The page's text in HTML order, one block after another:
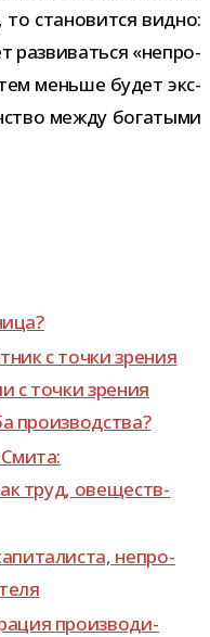
то ста­но­вится видно:
раз­ви­ваться «непро­
меньше будет экс­
между бога­тыми
с точки зре­ния
с точки зре­ния
производства?
труд, ове­ществ­
непро­
про­из­во­ди­